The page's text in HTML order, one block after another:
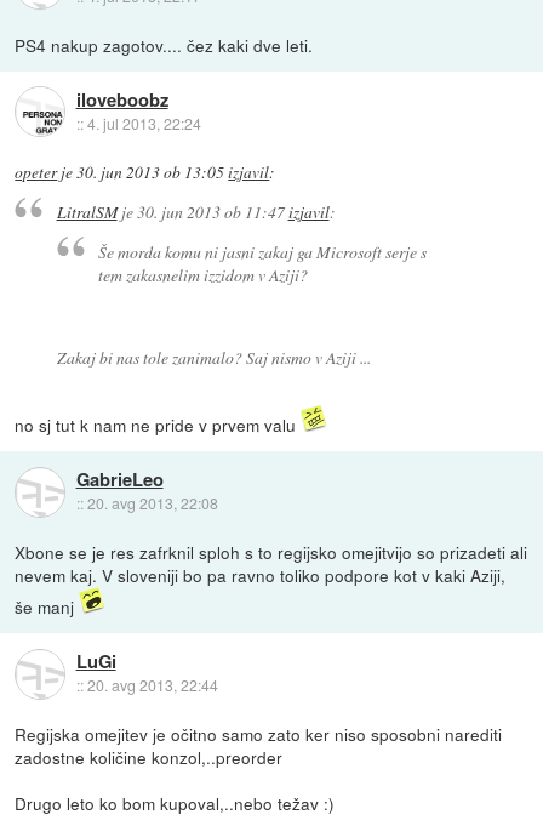
PS4 nakup zagotov.... čez kaki dve leti.
iloveboobz
::4. jul 2013, 22:24
opeterje30. jun 2013 ob 13:05izjavil:
LitralSMje30. jun 2013 ob 11:47izjavil:
Še morda komu ni jasni zakaj ga Microsoft serje s
tem zakasnelim izzidom v Aziji?
Zakaj bi nas tole zanimalo? Saj nismo v Aziji ...
no sj tut k nam ne pride v prvem valu
GabrieLeo
::20. avg 2013, 22:08
Xbone se je res zafrknil sploh s to regijsko omejitvijo so prizadeti ali
nevem kaj. V sloveniji bo pa ravno toliko podpore kot v kaki Aziji,
še manj
LuGi
::20. avg 2013, 22:44
Regijska omejitev je očitno samo zato ker niso sposobni narediti
zadostne količine konzol,..preorder
Drugo leto ko bom kupoval,..nebo težav :)